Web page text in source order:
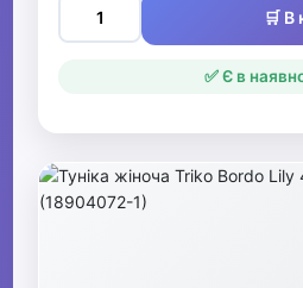
🛒 В
✅ Є в